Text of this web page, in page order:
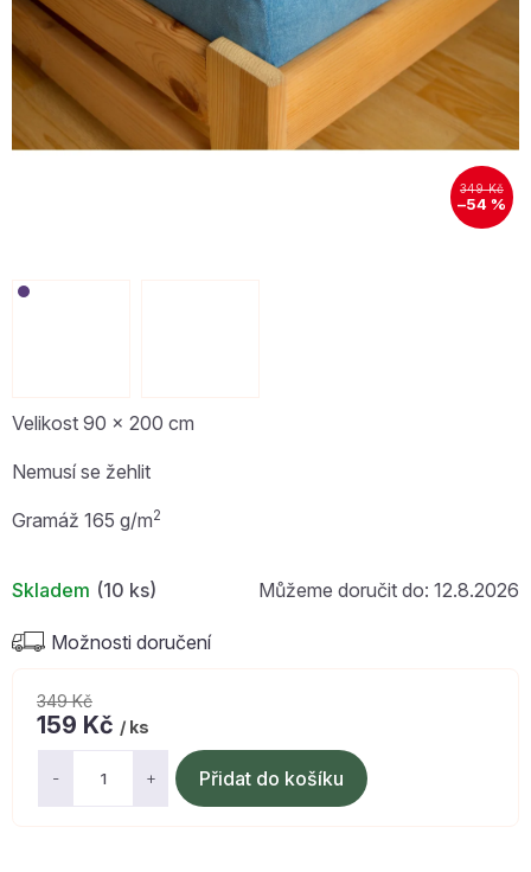
349 Kč
–54 %
Velikost 90 x 200 cm
Nemusí se žehlit
Gramáž 165 g/m2
349 Kč
159 Kč / ks
Přidat do košíku
Skladem (10 ks) 12.8.2026
Možnosti doručení